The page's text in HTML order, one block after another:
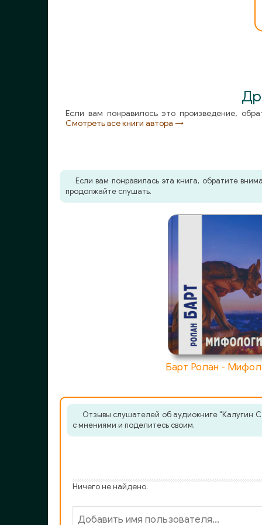
Если вам понравилось это произведение,
Смотреть все книги автора →
Если вам понравилась эта книга, обратите
продолжайте слушать.
Барт Ролан -
Отзывы слушателей об аудиокниге "Калугин
с мнениями и поделитесь своим.
Ничего не найдено.